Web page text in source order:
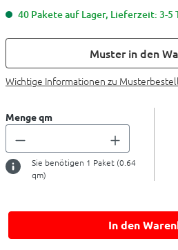
40 Pakete auf Lager, Lieferzeit: 3-5
Muster in den
Wichtige Informationen zu
Menge qm
Sie benötigen 1 Paket (0.64
qm)
In den